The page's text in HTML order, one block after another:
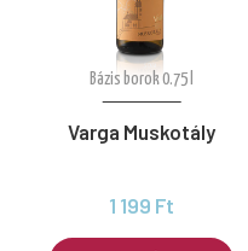
Bázis borok 0.75 l
Varga Muskotály
1 199 Ft